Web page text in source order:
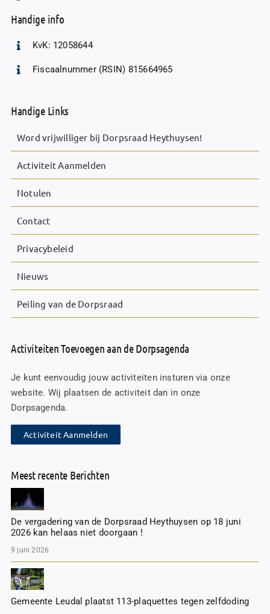
Handige info
KvK: 12058644
Fiscaalnummer (RSIN) 815664965
Handige Links
Word vrijwilliger bij Dorpsraad Heythuysen!
Activiteit Aanmelden
Notulen
Contact
Privacybeleid
Nieuws
Peiling van de Dorpsraad
Activiteiten Toevoegen aan de Dorpsagenda
Je kunt eenvoudig jouw activiteiten insturen via onze
website. Wij plaatsen de activiteit dan in onze
Dorpsagenda.
Activiteit Aanmelden
Meest recente Berichten
De vergadering van de Dorpsraad Heythuysen op 18 juni
2026 kan helaas niet doorgaan !
9 juni 2026
Gemeente Leudal plaatst 113-plaquettes tegen zelfdoding